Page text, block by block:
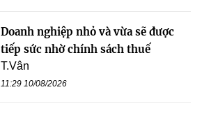
Doanh nghiệp nhỏ và vừa sẽ được
tiếp sức nhờ chính sách thuế
T.Vân
11:29 10/08/2026